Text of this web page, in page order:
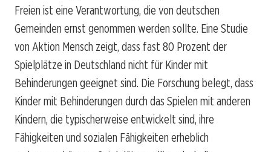
Freien ist eine Verantwortung, die von deutschen
Gemeinden ernst genommen werden sollte. Eine Studie
von Aktion Mensch zeigt, dass fast 80 Prozent der
Spielplätze in Deutschland nicht für Kinder mit
Behinderungen geeignet sind. Die Forschung belegt, dass
Kinder mit Behinderungen durch das Spielen mit anderen
Kindern, die typischerweise entwickelt sind, ihre
Fähigkeiten und sozialen Fähigkeiten erheblich